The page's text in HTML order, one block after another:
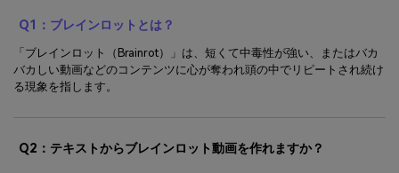
Q1：ブレインロットとは？
「ブレインロット（Brainrot）」は、短くて中毒性が強い、またはバカ
バカしい動画などのコンテンツに心が奪われ頭の中でリピートされ続け
る現象を指します。
Q2：テキストからブレインロット動画を作れますか？